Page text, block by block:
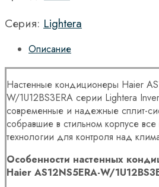
Серия: Lightera
Описание
Настенные кондиционеры Haier
W/1U12BS3ERA серии Lightera
современные и надежные сплит-
собравшие в стильном корпусе
технологии для контроля над
Особенности настенных
Haier AS12NS5ERA-W/